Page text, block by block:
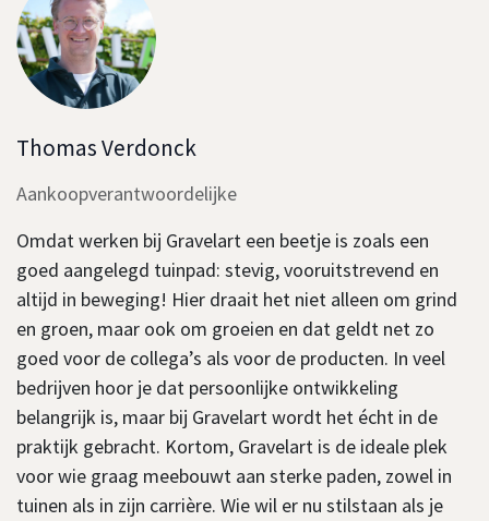
Thomas Verdonck
Aankoopverantwoordelijke
Omdat werken bij Gravelart een beetje is zoals een
goed aangelegd tuinpad: stevig, vooruitstrevend en
altijd in beweging! Hier draait het niet alleen om grind
en groen, maar ook om groeien en dat geldt net zo
goed voor de collega’s als voor de producten. In veel
bedrijven hoor je dat persoonlijke ontwikkeling
belangrijk is, maar bij Gravelart wordt het écht in de
praktijk gebracht. Kortom, Gravelart is de ideale plek
voor wie graag meebouwt aan sterke paden, zowel in
tuinen als in zijn carrière. Wie wil er nu stilstaan als je